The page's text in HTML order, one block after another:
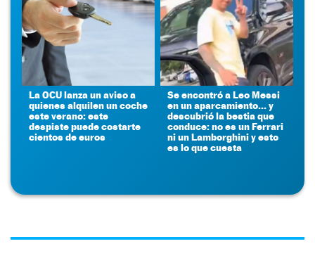
La OCU lanza un aviso a
quienes alquilen un coche
este verano: este
despiste puede costarte
cientos de euros
Se encontró a Leo Messi
en un aparcamiento... y
descubrió la bestia que
conduce: no es un Ferrari
ni un Lamborghini y esto
es lo que cuesta